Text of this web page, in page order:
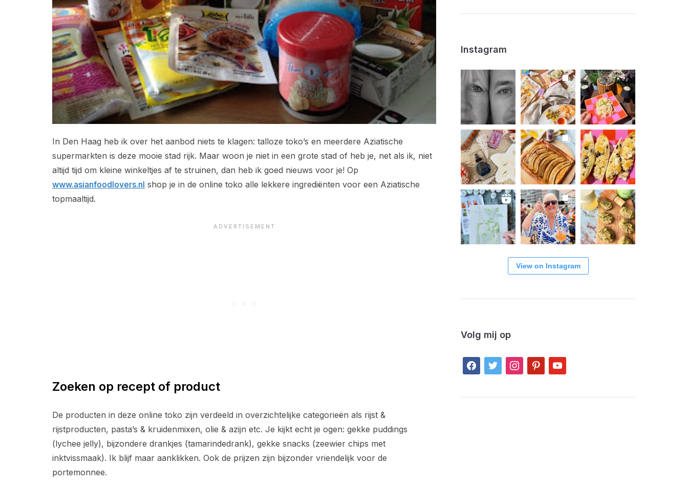
In Den Haag heb ik over het aanbod niets te klagen: talloze toko’s en meerdere Aziatische
supermarkten is deze mooie stad rijk. Maar woon je niet in een grote stad of heb je, net als ik, niet
altijd tijd om kleine winkeltjes af te struinen, dan heb ik goed nieuws voor je! Op
www.asianfoodlovers.nl shop je in de online toko alle lekkere ingrediënten voor een Aziatische
topmaaltijd.
Zoeken op recept of product
De producten in deze online toko zijn verdeeld in overzichtelijke categorieën als rijst &
rijstproducten, pasta’s & kruidenmixen, olie & azijn etc. Je kijkt echt je ogen: gekke puddings
(lychee jelly), bijzondere drankjes (tamarindedrank), gekke snacks (zeewier chips met
inktvissmaak). Ik blijf maar aanklikken. Ook de prijzen zijn bijzonder vriendelijk voor de
portemonnee.
Instagram
View on Instagram
Volg mij op
facebook
twitter instagrampinterestyoutube